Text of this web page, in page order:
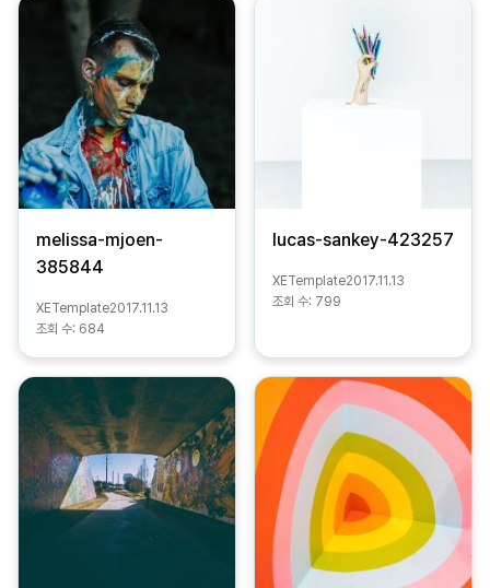
melissa-mjoen-
385844
XETemplate2017.11.13
조회 수: 684
lucas-sankey-423257
XETemplate2017.11.13
조회 수: 799